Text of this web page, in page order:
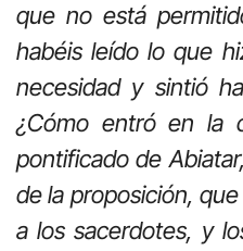
que no está
habéis leído lo que
necesidad y sintió
¿Cómo entró en la
pontificado de
de la proposición,
a los sacerdotes, y